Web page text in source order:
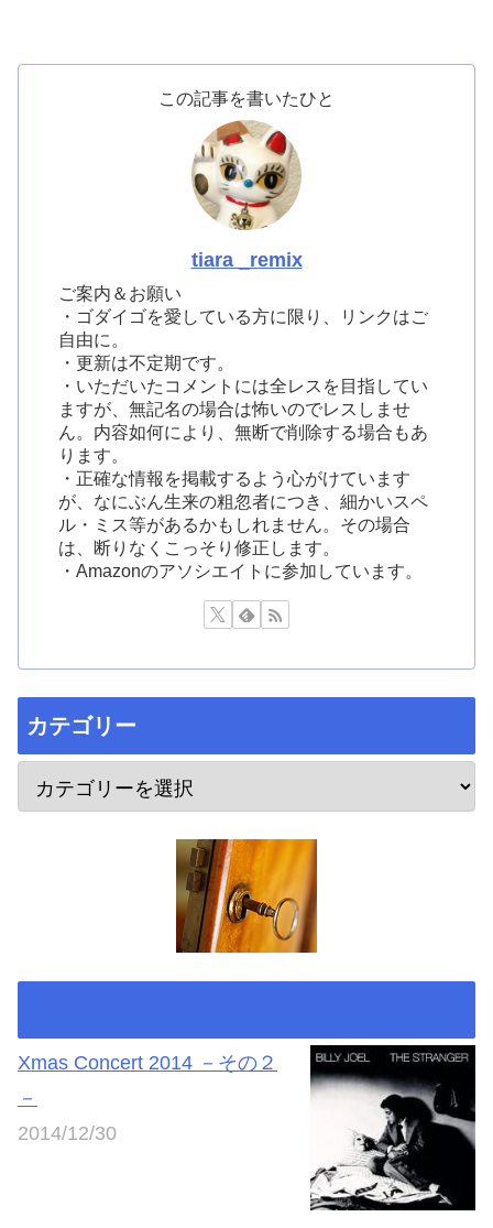
この記事を書いたひと
tiara _remix
ご案内＆お願い
・ゴダイゴを愛している方に限り、リンクはご
自由に。
・更新は不定期です。
・いただいたコメントには全レスを目指してい
ますが、無記名の場合は怖いのでレスしませ
ん。内容如何により、無断で削除する場合もあ
ります。
・正確な情報を掲載するよう心がけています
が、なにぶん生来の粗忽者につき、細かいスペ
ル・ミス等があるかもしれません。その場合
は、断りなくこっそり修正します。
・Amazonのアソシエイトに参加しています。
カテゴリー
Xmas Concert 2014 －その２
－
2014/12/30